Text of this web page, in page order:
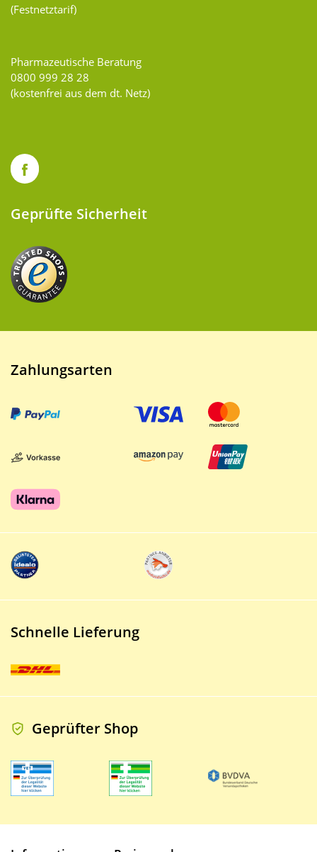
(Festnetztarif)
Pharmazeutische Beratung
0800 999 28 28
(kostenfrei aus dem dt. Netz)
Geprüfte Sicherheit
Zahlungsarten
Schnelle Lieferung
Geprüfter Shop